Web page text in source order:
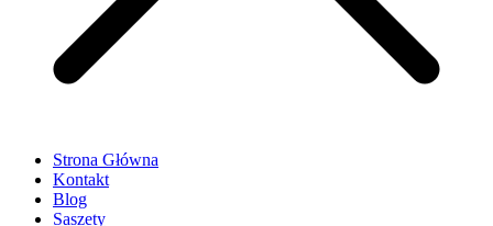
Strona Główna
Kontakt
Blog
Saszety